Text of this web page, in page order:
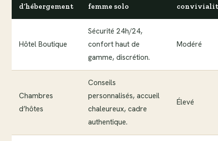
d’hébergement
femme solo
Hôtel Boutique
Sécurité 24h/24,
confort haut de
gamme, discrétion.
Modéré
Chambres
d’hôtes
Conseils
personnalisés, accueil
chaleureux, cadre
authentique.
Élevé